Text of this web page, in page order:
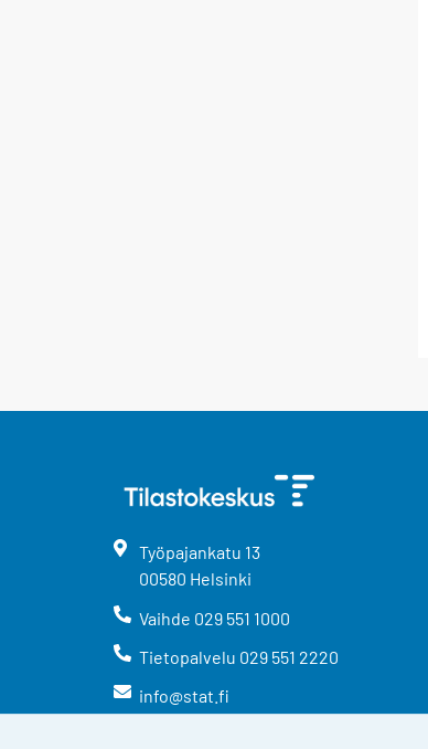
Työpajankatu 13
00580 Helsinki
Vaihde 029 551 1000
Tietopalvelu 029 551 2220
info@stat.fi